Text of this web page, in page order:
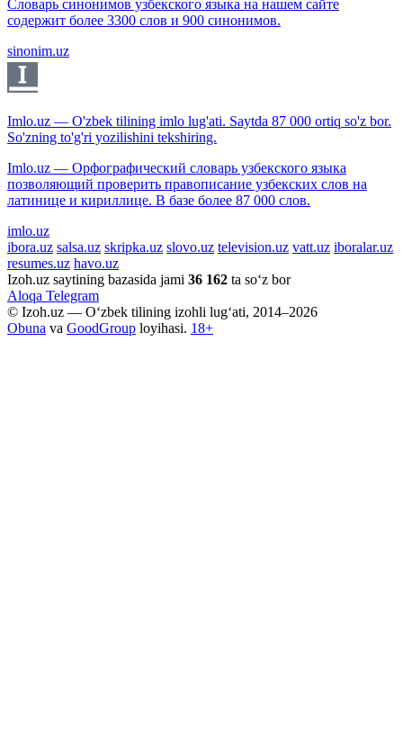
Словарь синонимов узбекского языка на нашем сайте
содержит более 3300 слов и 900 синонимов.
sinonim.uz
Imlo.uz — O'zbek tilining imlo lug'ati. Saytda 87 000 ortiq so'z bor.
So'zning to'g'ri yozilishini tekshiring.
Imlo.uz — Орфографический словарь узбекского языка
позволяющий проверить правописание узбекских слов на
латинице и кириллице. В базе более 87 000 слов.
imlo.uz
ibora.uz salsa.uz skripka.uz slovo.uz television.uz vatt.uz iboralar.uz
resumes.uz havo.uz
Izoh.uz saytining bazasida jami 36 162 ta so‘z bor
Aloqa Telegram
© Izoh.uz — O‘zbek tilining izohli lug‘ati, 2014–2026
Obuna va GoodGroup loyihasi. 18+